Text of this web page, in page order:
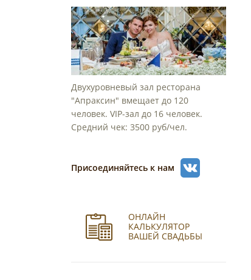
Двухуровневый зал ресторана
"Апраксин" вмещает до 120
человек. VIP-зал до 16 человек.
Средний чек: 3500 руб/чел.
Присоединяйтесь к нам
ОНЛАЙН
КАЛЬКУЛЯТОР
ВАШЕЙ СВАДЬБЫ